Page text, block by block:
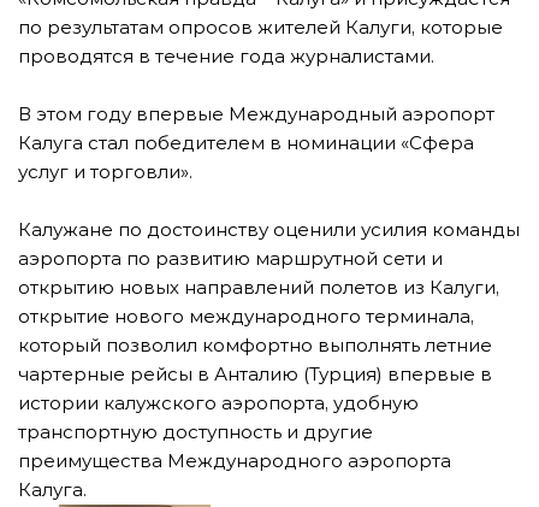
по результатам опросов жителей Калуги, которые
проводятся в течение года журналистами.
В этом году впервые Международный аэропорт
Калуга стал победителем в номинации «Сфера
услуг и торговли».
Калужане по достоинству оценили усилия команды
аэропорта по развитию маршрутной сети и
открытию новых направлений полетов из Калуги,
открытие нового международного терминала,
который позволил комфортно выполнять летние
чартерные рейсы в Анталию (Турция) впервые в
истории калужского аэропорта, удобную
транспортную доступность и другие
преимущества Международного аэропорта
Калуга.